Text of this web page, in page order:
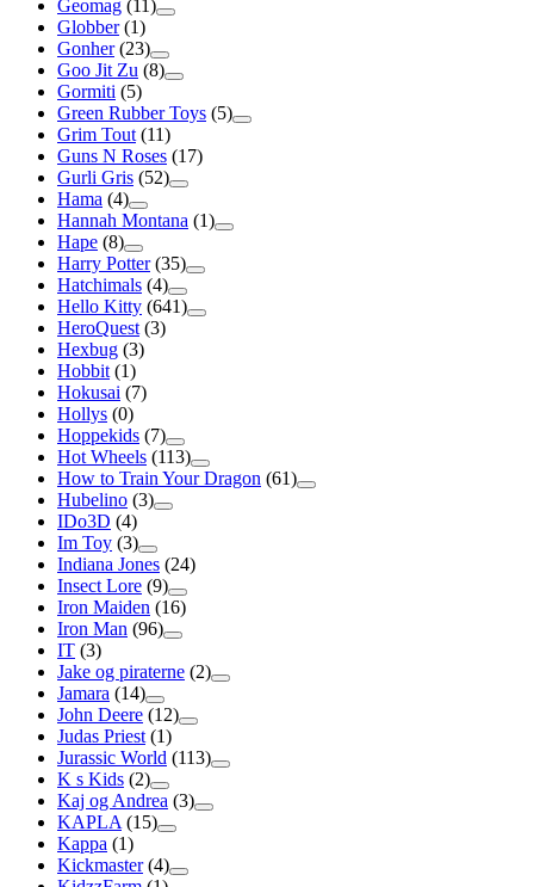
Geomag (11)
Globber (1)
Gonher (23)
Goo Jit Zu (8)
Gormiti (5)
Green Rubber Toys (5)
Grim Tout (11)
Guns N Roses (17)
Gurli Gris (52)
Hama (4)
Hannah Montana (1)
Hape (8)
Harry Potter (35)
Hatchimals (4)
Hello Kitty (641)
HeroQuest (3)
Hexbug (3)
Hobbit (1)
Hokusai (7)
Hollys (0)
Hoppekids (7)
Hot Wheels (113)
How to Train Your Dragon (61)
Hubelino (3)
IDo3D (4)
Im Toy (3)
Indiana Jones (24)
Insect Lore (9)
Iron Maiden (16)
Iron Man (96)
IT (3)
Jake og piraterne (2)
Jamara (14)
John Deere (12)
Judas Priest (1)
Jurassic World (113)
K s Kids (2)
Kaj og Andrea (3)
KAPLA (15)
Kappa (1)
Kickmaster (4)